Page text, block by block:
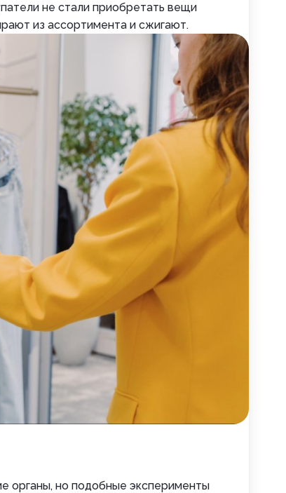
не стали приобретать вещи
из ассортимента и сжигают.
органы, но подобные эксперименты